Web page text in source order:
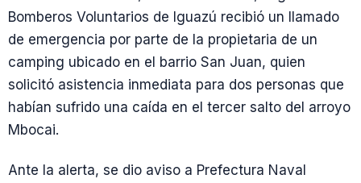
Bomberos Voluntarios de Iguazú recibió un llamado
de emergencia por parte de la propietaria de un
camping ubicado en el barrio San Juan, quien
solicitó asistencia inmediata para dos personas que
habían sufrido una caída en el tercer salto del arroyo
Mbocai.
Ante la alerta, se dio aviso a Prefectura Naval